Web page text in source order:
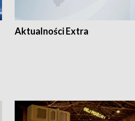
Aktualności Extra